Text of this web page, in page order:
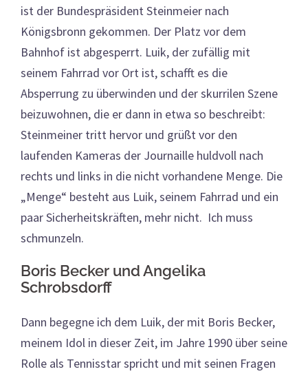
ist der Bundespräsident Steinmeier nach
Königsbronn gekommen. Der Platz vor dem
Bahnhof ist abgesperrt. Luik, der zufällig mit
seinem Fahrrad vor Ort ist, schafft es die
Absperrung zu überwinden und der skurrilen Szene
beizuwohnen, die er dann in etwa so beschreibt:
Steinmeiner tritt hervor und grüßt vor den
laufenden Kameras der Journaille huldvoll nach
rechts und links in die nicht vorhandene Menge. Die
„Menge“ besteht aus Luik, seinem Fahrrad und ein
paar Sicherheitskräften, mehr nicht. Ich muss
schmunzeln.
Boris Becker und Angelika
Schrobsdorff
Dann begegne ich dem Luik, der mit Boris Becker,
meinem Idol in dieser Zeit, im Jahre 1990 über seine
Rolle als Tennisstar spricht und mit seinen Fragen